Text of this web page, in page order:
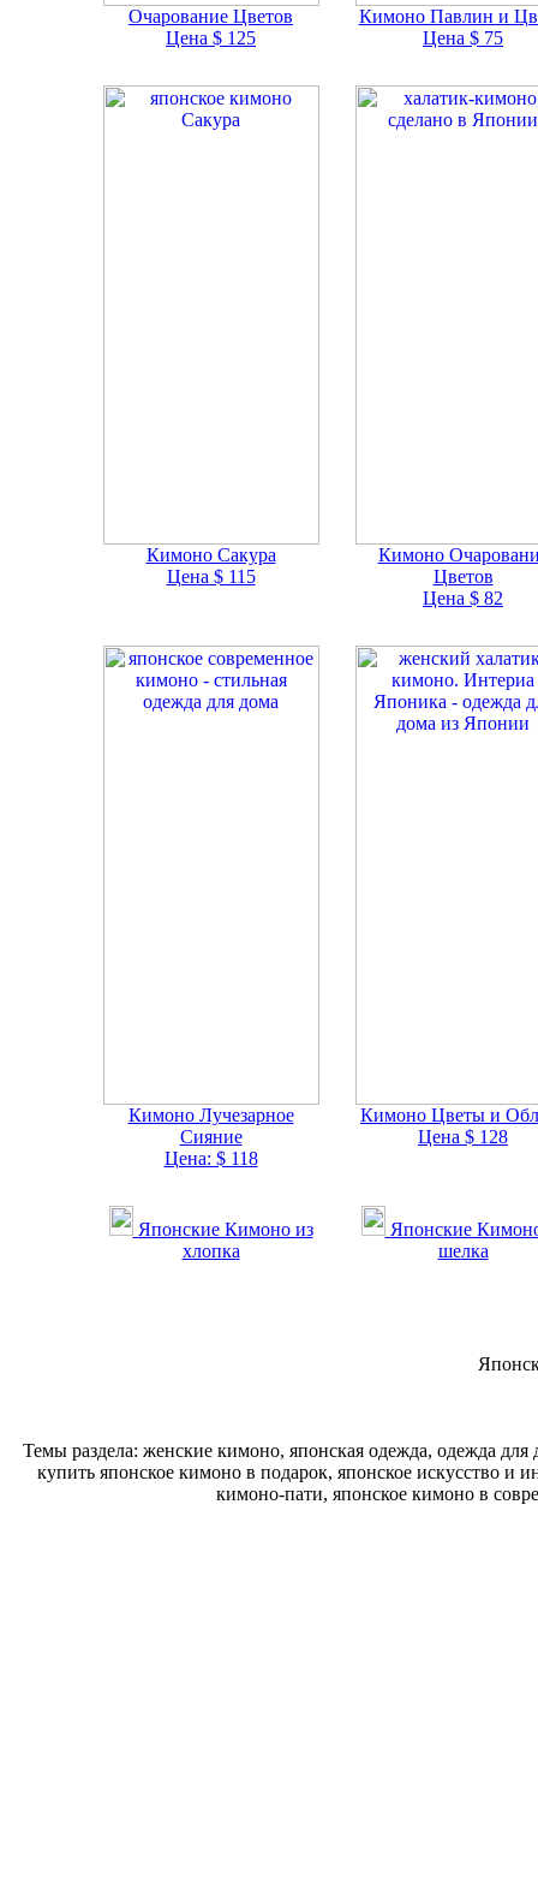
Очарование Цветов
Цена $ 125
Кимоно Павлин и
Цена $ 75
Кимоно Сакура
Цена $ 115
Кимоно
Цветов
Цена $ 82
Кимоно Лучезарное
Сияние
Цена: $ 118
Кимоно Цветы и
Цена $ 128
Японские Кимоно из
хлопка
Японские
шелка
Темы раздела: женские кимоно, японская одежда, одежда
купить японское кимоно в подарок, японское искусство
кимоно-пати, японское кимоно в